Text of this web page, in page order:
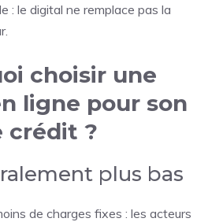
: le digital ne remplace pas la
choisir une
ligne pour son
crédit ?
plus bas
de charges fixes : les acteurs